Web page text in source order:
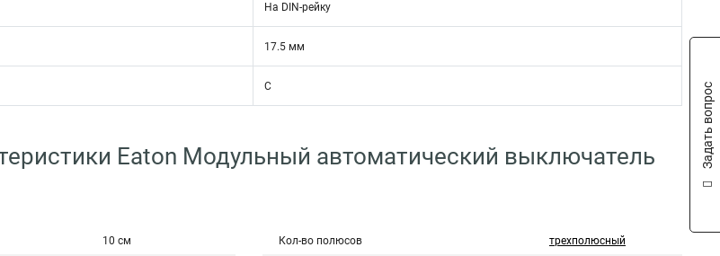
На DIN-рейку
17.5 мм
C
Eaton Модульный автоматический выключатель
10 см Кол-во полюсов трехполюсный
Задать вопрос